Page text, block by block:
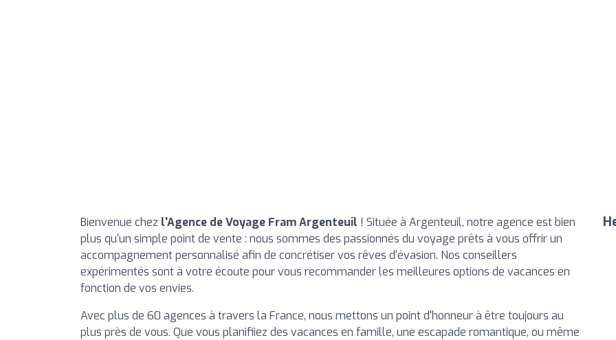
Bienvenue chez l'Agence de Voyage Fram Argenteuil ! Située à Argenteuil, notre agence est bien
plus qu'un simple point de vente : nous sommes des passionnés du voyage prêts à vous offrir un
accompagnement personnalisé afin de concrétiser vos rêves d'évasion. Nos conseillers
expérimentés sont à votre écoute pour vous recommander les meilleures options de vacances en
fonction de vos envies.
Avec plus de 60 agences à travers la France, nous mettons un point d'honneur à être toujours au
plus près de vous. Que vous planifiiez des vacances en famille, une escapade romantique, ou même